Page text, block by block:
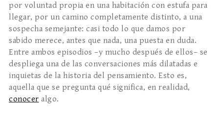
por voluntad propia en una habitación con estufa para
llegar, por un camino completamente distinto, a una
sospecha semejante: casi todo lo que damos por
sabido merece, antes que nada, una puesta en duda.
Entre ambos episodios –y mucho después de ellos– se
despliega una de las conversaciones más dilatadas e
inquietas de la historia del pensamiento. Esto es,
aquella que se pregunta qué significa, en realidad,
conocer algo.